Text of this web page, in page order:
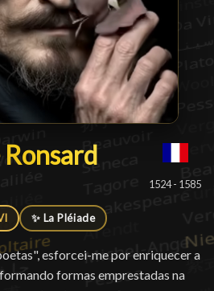
█
1524 - 1585
✨ La Pléiade
esforcei-me por enriquecer a
formas emprestadas na